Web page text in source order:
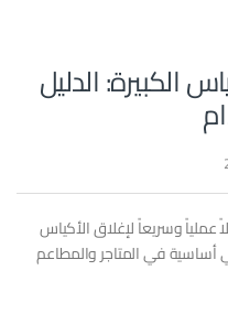
الكبيرة: الدليل
عملياً وسريعاً لإغلاق الأكياس
أساسية في المتاجر والمطاعم